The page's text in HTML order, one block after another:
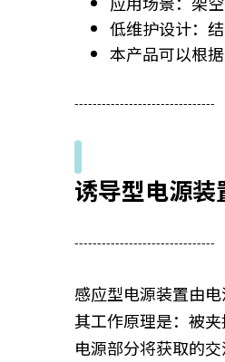
低维护设计：
本产品可以根
-------------------------------
诱导型电源装
-------------------------------
感应型电源装置由
其工作原理是：被
电源部分将获取的